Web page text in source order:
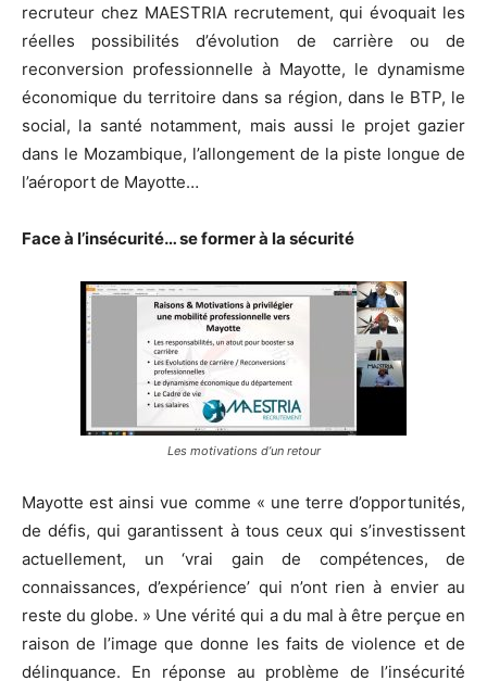
recruteur chez MAESTRIA recrutement, qui évoquait les
réelles possibilités d’évolution de carrière ou de
reconversion professionnelle à Mayotte, le dynamisme
économique du territoire dans sa région, dans le BTP, le
social, la santé notamment, mais aussi le projet gazier
dans le Mozambique, l’allongement de la piste longue de
l’aéroport de Mayotte…
Face à l’insécurité… se former à la sécurité
Les motivations d’un retour
Mayotte est ainsi vue comme « une terre d’opportunités,
de défis, qui garantissent à tous ceux qui s’investissent
actuellement, un ‘vrai gain de compétences, de
connaissances, d’expérience’ qui n’ont rien à envier au
reste du globe. » Une vérité qui a du mal à être perçue en
raison de l’image que donne les faits de violence et de
délinquance. En réponse au problème de l’insécurité